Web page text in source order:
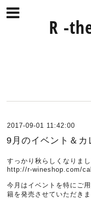
R -
2017-09-01 11:42:00
9月のイベント＆カ
すっかり秋らしくなりまし
http://r-wineshop.com/
今月はイベントを特にご
籍を発売させていただきま